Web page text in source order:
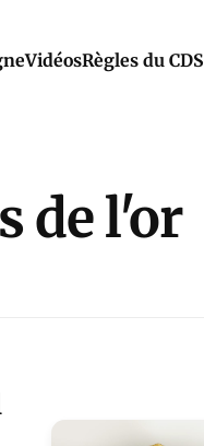
VidéosRègles du CDS
de l'or